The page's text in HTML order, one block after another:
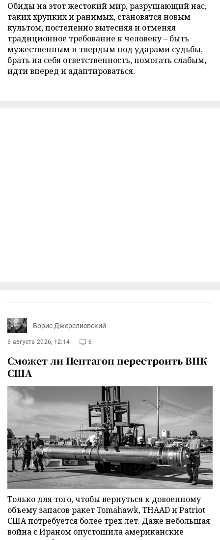
Обиды на этот жестокий мир, разрушающий нас,
таких хрупких и ранимых, становятся новым
культом, постепенно вытесняя и отменяя
традиционное требование к человеку – быть
мужественным и твердым под ударами судьбы,
брать на себя ответственность, помогать слабым,
идти вперед и адаптироваться.
Борис Джерелиевский
6 августа 2026, 12:14 6
Сможет ли Пентагон перестроить ВПК
США
Только для того, чтобы вернуться к довоенному
объему запасов ракет Tomahawk, THAAD и Patriot
США потребуется более трех лет. Даже небольшая
война с Ираном опустошила американские